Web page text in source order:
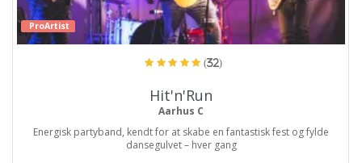
ProArtist
(32)
Hit'n'Run
Aarhus C
Energisk partyband, kendt for at skabe en fantastisk fest og fylde
dansegulvet – hver gang